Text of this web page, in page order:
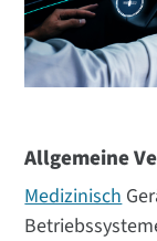
Allgemeine
Medizinisch